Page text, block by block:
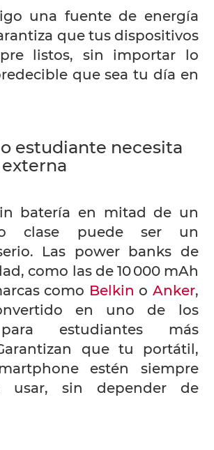
una fuente de energía
que tus dispositivos
listos, sin importar lo
que sea tu día en
estudiante necesita
batería en mitad de un
clase puede ser un
Las power banks de
como las de 10 000 mAh
como Belkin o Anker,
en uno de los
estudiantes más
que tu portátil,
estén siempre
usar, sin depender de